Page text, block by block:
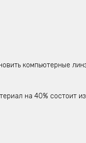
компьютерные
на 40% состоит